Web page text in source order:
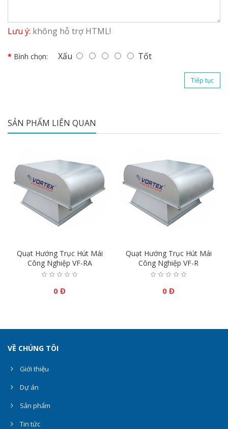
Lưu ý: không hỗ trợ HTML!
Bình chọn: Xấu Tốt
Tiếp tục
SẢN PHẨM LIÊN QUAN
Quạt Hướng Trục Hút Mái
Công Nghiệp VF-RA
0 Đ
Quạt Hướng Trục Hút Mái
Công Nghiệp VF-R
0 Đ
VỀ CHÚNG TÔI
Giới thiệu
Dự án
Sản phẩm
Tin tức